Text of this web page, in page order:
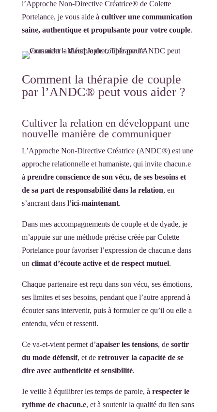
l’Approche Non-Directive Créatrice® de Colette
Portelance, je vous aide à cultiver une communication
saine, authentique et propulsante pour votre couple.
Comment la thérapie de couple
par l’ANDC® peut vous aider ?
Cultiver la relation en développant une
nouvelle manière de communiquer
L’Approche Non-Directive Créatrice (ANDC®) est une
approche relationnelle et humaniste, qui invite chacun.e
à prendre conscience de son vécu, de ses besoins et
de sa part de responsabilité dans la relation, en
s’ancrant dans l’ici-maintenant.
Dans mes accompagnements de couple et de dyade, je
m’appuie sur une méthode précise créée par Colette
Portelance pour favoriser l’expression de chacun.e dans
un climat d’écoute active et de respect mutuel.
Chaque partenaire est reçu dans son vécu, ses émotions,
ses limites et ses besoins, pendant que l’autre apprend à
écouter sans intervenir, puis à formuler ce qu’il ou elle a
entendu, vécu et ressenti.
Ce va-et-vient permet d’apaiser les tensions, de sortir
du mode défensif, et de retrouver la capacité de se
dire avec authenticité et sensibilité.
Je veille à équilibrer les temps de parole, à respecter le
rythme de chacun.e, et à soutenir la qualité du lien sans